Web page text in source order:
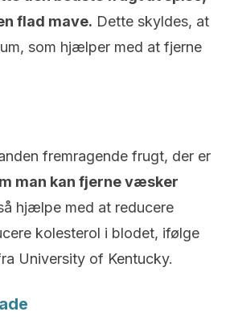
flad mave. Dette skyldes, at
som hjælper med at fjerne
fremragende frugt, der er
man kan fjerne væsker
hjælpe med at reducere
kolesterol i blodet, ifølge
University of Kentucky.